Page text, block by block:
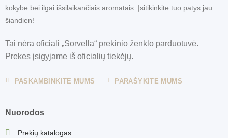
kokybe bei ilgai išsilaikančiais aromatais. Įsitikinkite tuo patys jau
šiandien!
Tai nėra oficiali „Sorvella“ prekinio ženklo parduotuvė.
Prekes įsigyjame iš oficialių tiekėjų.
PASKAMBINKITE MUMS PARAŠYKITE MUMS
Nuorodos
Prekių katalogas